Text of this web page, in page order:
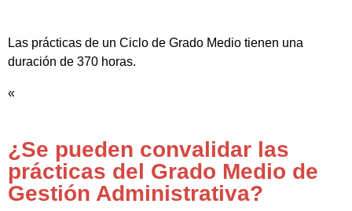
Las prácticas de un Ciclo de Grado Medio tienen una
duración de 370 horas.
«
¿Se pueden convalidar las
prácticas del Grado Medio de
Gestión Administrativa?